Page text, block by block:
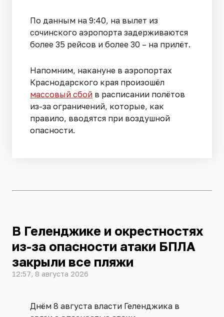
По данным на 9:40, на вылет из
сочинского аэропорта задерживаются
более 35 рейсов и более 30 – на прилёт.
Напомним, накануне в аэропортах
Краснодарского края произошёл
массовый сбой в расписании полётов
из-за ограничений, которые, как
правило, вводятся при воздушной
опасности.
В Геленджике и окрестностях
из-за опасности атаки БПЛА
закрыли все пляжи
12:57, 8 августа 2026
Днём 8 августа власти Геленджика в